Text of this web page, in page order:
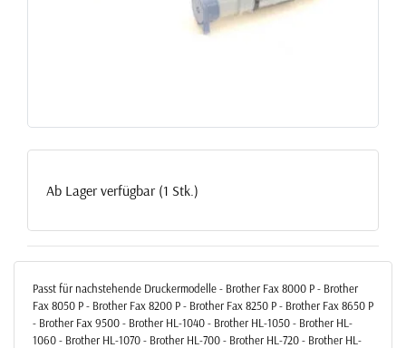
Ab Lager verfügbar (1 Stk.)
Passt für nachstehende Druckermodelle - Brother Fax 8000 P - Brother
Fax 8050 P - Brother Fax 8200 P - Brother Fax 8250 P - Brother Fax 8650 P
- Brother Fax 9500 - Brother HL-1040 - Brother HL-1050 - Brother HL-
1060 - Brother HL-1070 - Brother HL-700 - Brother HL-720 - Brother HL-